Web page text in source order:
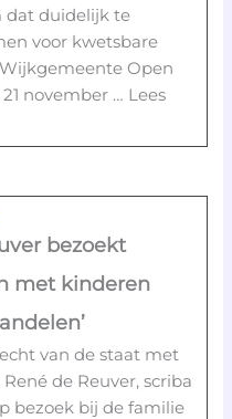
dat duidelijk te
voor kwetsbare
Open
november … Lees
bezoekt
met kinderen
van de staat met
de Reuver, scriba
bezoek bij de familie